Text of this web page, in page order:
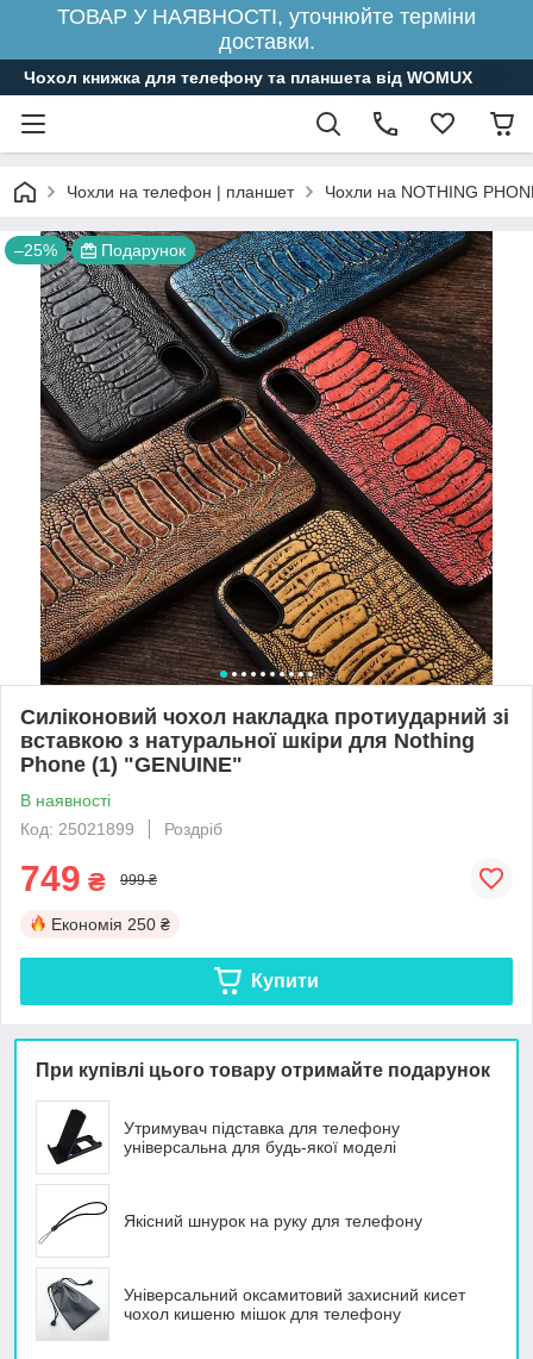
ТОВАР У НАЯВНОСТІ, уточнюйте терміни
доставки.
Чохол книжка для телефону та планшета від WOMUX
Чохли на телефон | планшет Чохли на NOTHING
–25% Подарунок
Силіконовий чохол накладка протиударний зі
вставкою з натуральної шкіри для Nothing
Phone (1) "GENUINE"
В наявності
Код: 25021899
Роздріб
749 ₴ 999 ₴
Економія 250 ₴
Купити
При купівлі цього товару отримайте подарунок
Утримувач підставка для телефону
універсальна для будь-якої моделі
Якісний шнурок на руку для телефону
Універсальний оксамитовий захисний кисет
чохол кишеню мішок для телефону